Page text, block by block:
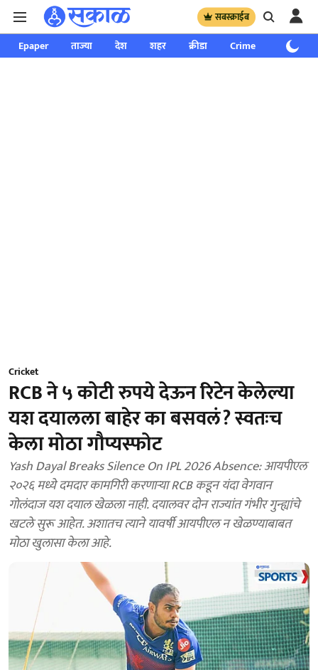
सबस्क्राईब
Epaper ताज्या देश शहर क्रीडा Crime साप्ताहिक
Cricket
RCB ने ५ कोटी रुपये देऊन रिटेन केलेल्या
यश दयालला बाहेर का बसवलं? स्वतःच
केला मोठा गौप्यस्फोट
Yash Dayal Breaks Silence On IPL 2026 Absence: आयपीएल
२०२६ मध्ये दमदार कामगिरी करणाऱ्या RCB कडून यंदा वेगवान
गोलंदाज यश दयाल खेळला नाही. दयालवर दोन राज्यांत गंभीर गुन्ह्यांचे
खटले सुरू आहेत. अशातच त्याने यावर्षी आयपीएल न खेळण्याबाबत
मोठा खुलासा केला आहे.